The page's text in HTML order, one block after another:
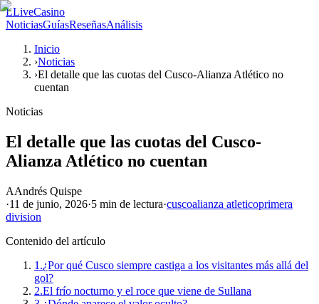
LLiveCasino
NoticiasGuíasReseñasAnálisis
Inicio
›Noticias
›El detalle que las cuotas del Cusco-Alianza Atlético no
cuentan
Noticias
El detalle que las cuotas del Cusco-
Alianza Atlético no cuentan
AAndrés Quispe
·11 de junio, 2026·5 min de lectura·cuscoalianza atleticoprimera
division
Contenido del artículo
1.¿Por qué Cusco siempre castiga a los visitantes más allá del
gol?
2.El frío nocturno y el roce que viene de Sullana